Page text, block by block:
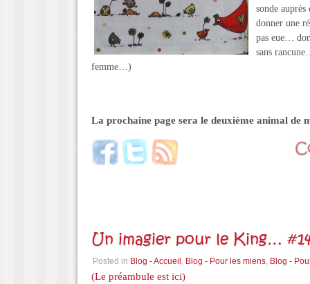
sonde
donner une
pas eue…
sans
femme…)
La prochaine page sera le deuxième animal de
Un imagier pour le King…
Posted in Blog - Accueil , Blog - Pour les miens, Blog -
(Le préambule est ici)